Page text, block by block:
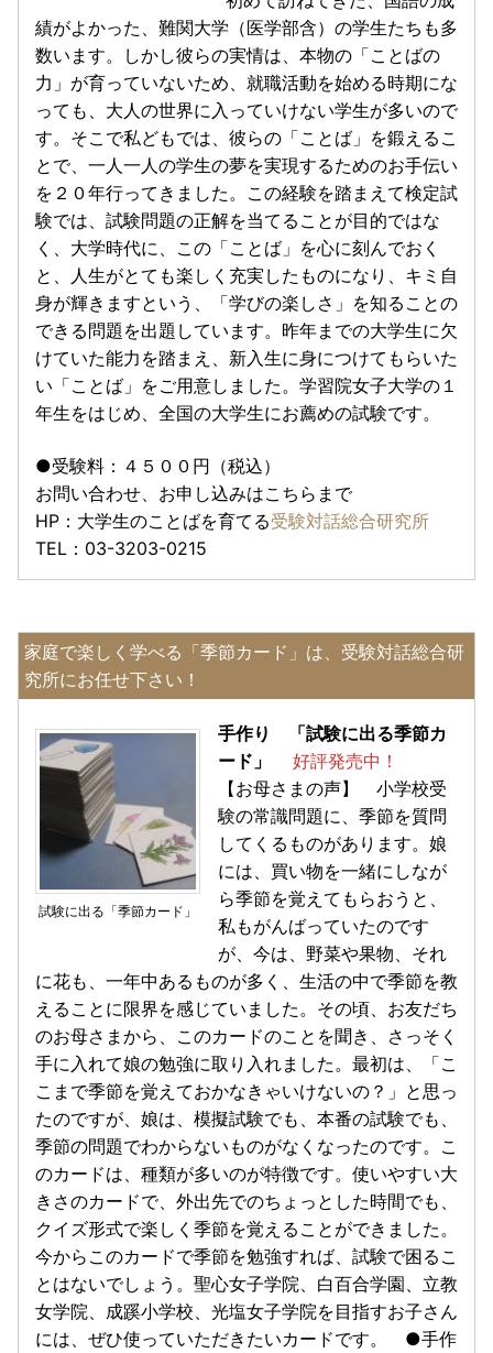
績がよかった、難関大学（医学部含）の学生たちも多
数います。しかし彼らの実情は、本物の「ことばの
力」が育っていないため、就職活動を始める時期にな
っても、大人の世界に入っていけない学生が多いので
す。そこで私どもでは、彼らの「ことば」を鍛えるこ
とで、一人一人の学生の夢を実現するためのお手伝い
を２０年行ってきました。この経験を踏まえて検定試
験では、試験問題の正解を当てることが目的ではな
く、大学時代に、この「ことば」を心に刻んでおく
と、人生がとても楽しく充実したものになり、キミ自
身が輝きますという、「学びの楽しさ」を知ることの
できる問題を出題しています。昨年までの大学生に欠
けていた能力を踏まえ、新入生に身につけてもらいた
い「ことば」をご用意しました。学習院女子大学の１
年生をはじめ、全国の大学生にお薦めの試験です。
●受験料：４５００円（税込）
お問い合わせ、お申し込みはこちらまで
HP：大学生のことばを育てる受験対話総合研究所
TEL：03-3203-0215
家庭で楽しく学べる「季節カード」は、受験対話総合研
究所にお任せ下さい！
試験に出る「季節カード」
手作り 「試験に出る季節カ
ード」 好評発売中！
【お母さまの声】 小学校受
験の常識問題に、季節を質問
してくるものがあります。娘
には、買い物を一緒にしなが
ら季節を覚えてもらおうと、
私もがんばっていたのです
が、今は、野菜や果物、それ
に花も、一年中あるものが多く、生活の中で季節を教
えることに限界を感じていました。その頃、お友だち
のお母さまから、このカードのことを聞き、さっそく
手に入れて娘の勉強に取り入れました。最初は、「こ
こまで季節を覚えておかなきゃいけないの？」と思っ
たのですが、娘は、模擬試験でも、本番の試験でも、
季節の問題でわからないものがなくなったのです。こ
のカードは、種類が多いのが特徴です。使いやすい大
きさのカードで、外出先でのちょっとした時間でも、
クイズ形式で楽しく季節を覚えることができました。
今からこのカードで季節を勉強すれば、試験で困るこ
とはないでしょう。聖心女子学院、白百合学園、立教
女学院、成蹊小学校、光塩女子学院を目指すお子さん
には、ぜひ使っていただきたいカードです。 ●手作